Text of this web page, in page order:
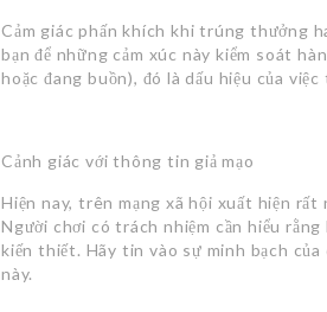
Cảm giác phấn khích khi trúng thưởng
bạn để những cảm xúc này kiểm soát
hoặc đang buồn), đó là dấu hiệu của
Cảnh giác với thông tin giả mạo
Hiện nay, trên mạng xã hội xuất hiện rất
Người chơi có trách nhiệm cần hiểu
kiến thiết. Hãy tin vào sự minh bạch
này.